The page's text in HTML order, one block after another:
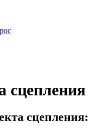
сцепления
сцепления: